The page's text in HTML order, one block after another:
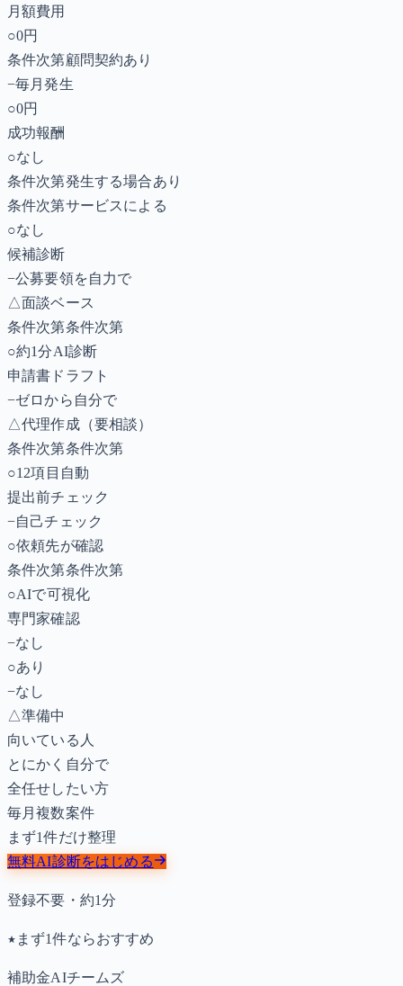
月額費用
○0円
条件次第顧問契約あり
−毎月発生
○0円
成功報酬
○なし
条件次第発生する場合あり
条件次第サービスによる
○なし
候補診断
−公募要領を自力で
△面談ベース
条件次第条件次第
○約1分AI診断
申請書ドラフト
−ゼロから自分で
△代理作成（要相談）
条件次第条件次第
○12項目自動
提出前チェック
−自己チェック
○依頼先が確認
条件次第条件次第
○AIで可視化
専門家確認
−なし
○あり
−なし
△準備中
向いている人
とにかく自分で
全任せしたい方
毎月複数案件
まず1件だけ整理
無料AI診断をはじめる
登録不要・約1分
まず1件ならおすすめ
補助金AIチームズ